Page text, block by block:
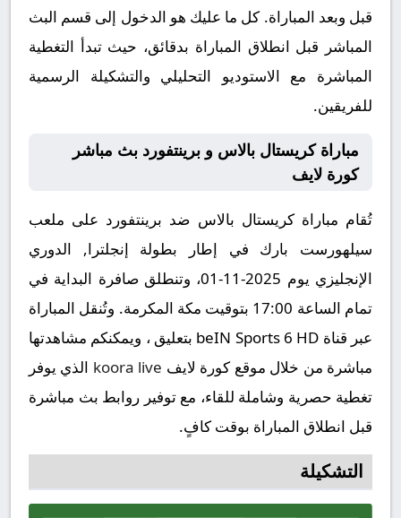
قبل وبعد المباراة. كل ما عليك هو الدخول إلى قسم البث
المباشر قبل انطلاق المباراة بدقائق، حيث تبدأ التغطية
المباشرة مع الاستوديو التحليلي والتشكيلة الرسمية
للفريقين.
مباراة كريستال بالاس و برينتفورد بث مباشر
كورة لايف
تُقام مباراة كريستال بالاس ضد برينتفورد على ملعب
سيلهورست بارك في إطار بطولة إنجلترا, الدوري
الإنجليزي يوم 2025-11-01، وتنطلق صافرة البداية في
تمام الساعة 17:00 بتوقيت مكة المكرمة. وتُنقل المباراة
عبر قناة beIN Sports 6 HD بتعليق ، ويمكنكم مشاهدتها
مباشرة من خلال موقع كورة لايف koora live الذي يوفر
تغطية حصرية وشاملة للقاء، مع توفير روابط بث مباشرة
قبل انطلاق المباراة بوقت كافٍ.
التشكيلة